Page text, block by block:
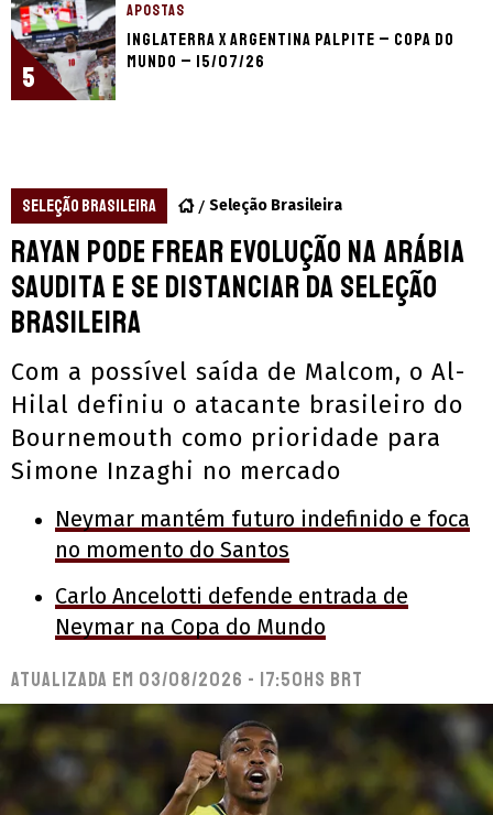
5
APOSTAS
Inglaterra x Argentina palpite – Copa do
Mundo – 15/07/26
SELEÇÃO BRASILEIRA Seleção Brasileira
Rayan pode frear evolução na Arábia
Saudita e se distanciar da Seleção
Brasileira
Com a possível saída de Malcom, o Al-
Hilal definiu o atacante brasileiro do
Bournemouth como prioridade para
Simone Inzaghi no mercado
Neymar mantém futuro indefinido e foca
no momento do Santos
Carlo Ancelotti defende entrada de
Neymar na Copa do Mundo
Atualizada em 03/08/2026 - 17:50hs BRT